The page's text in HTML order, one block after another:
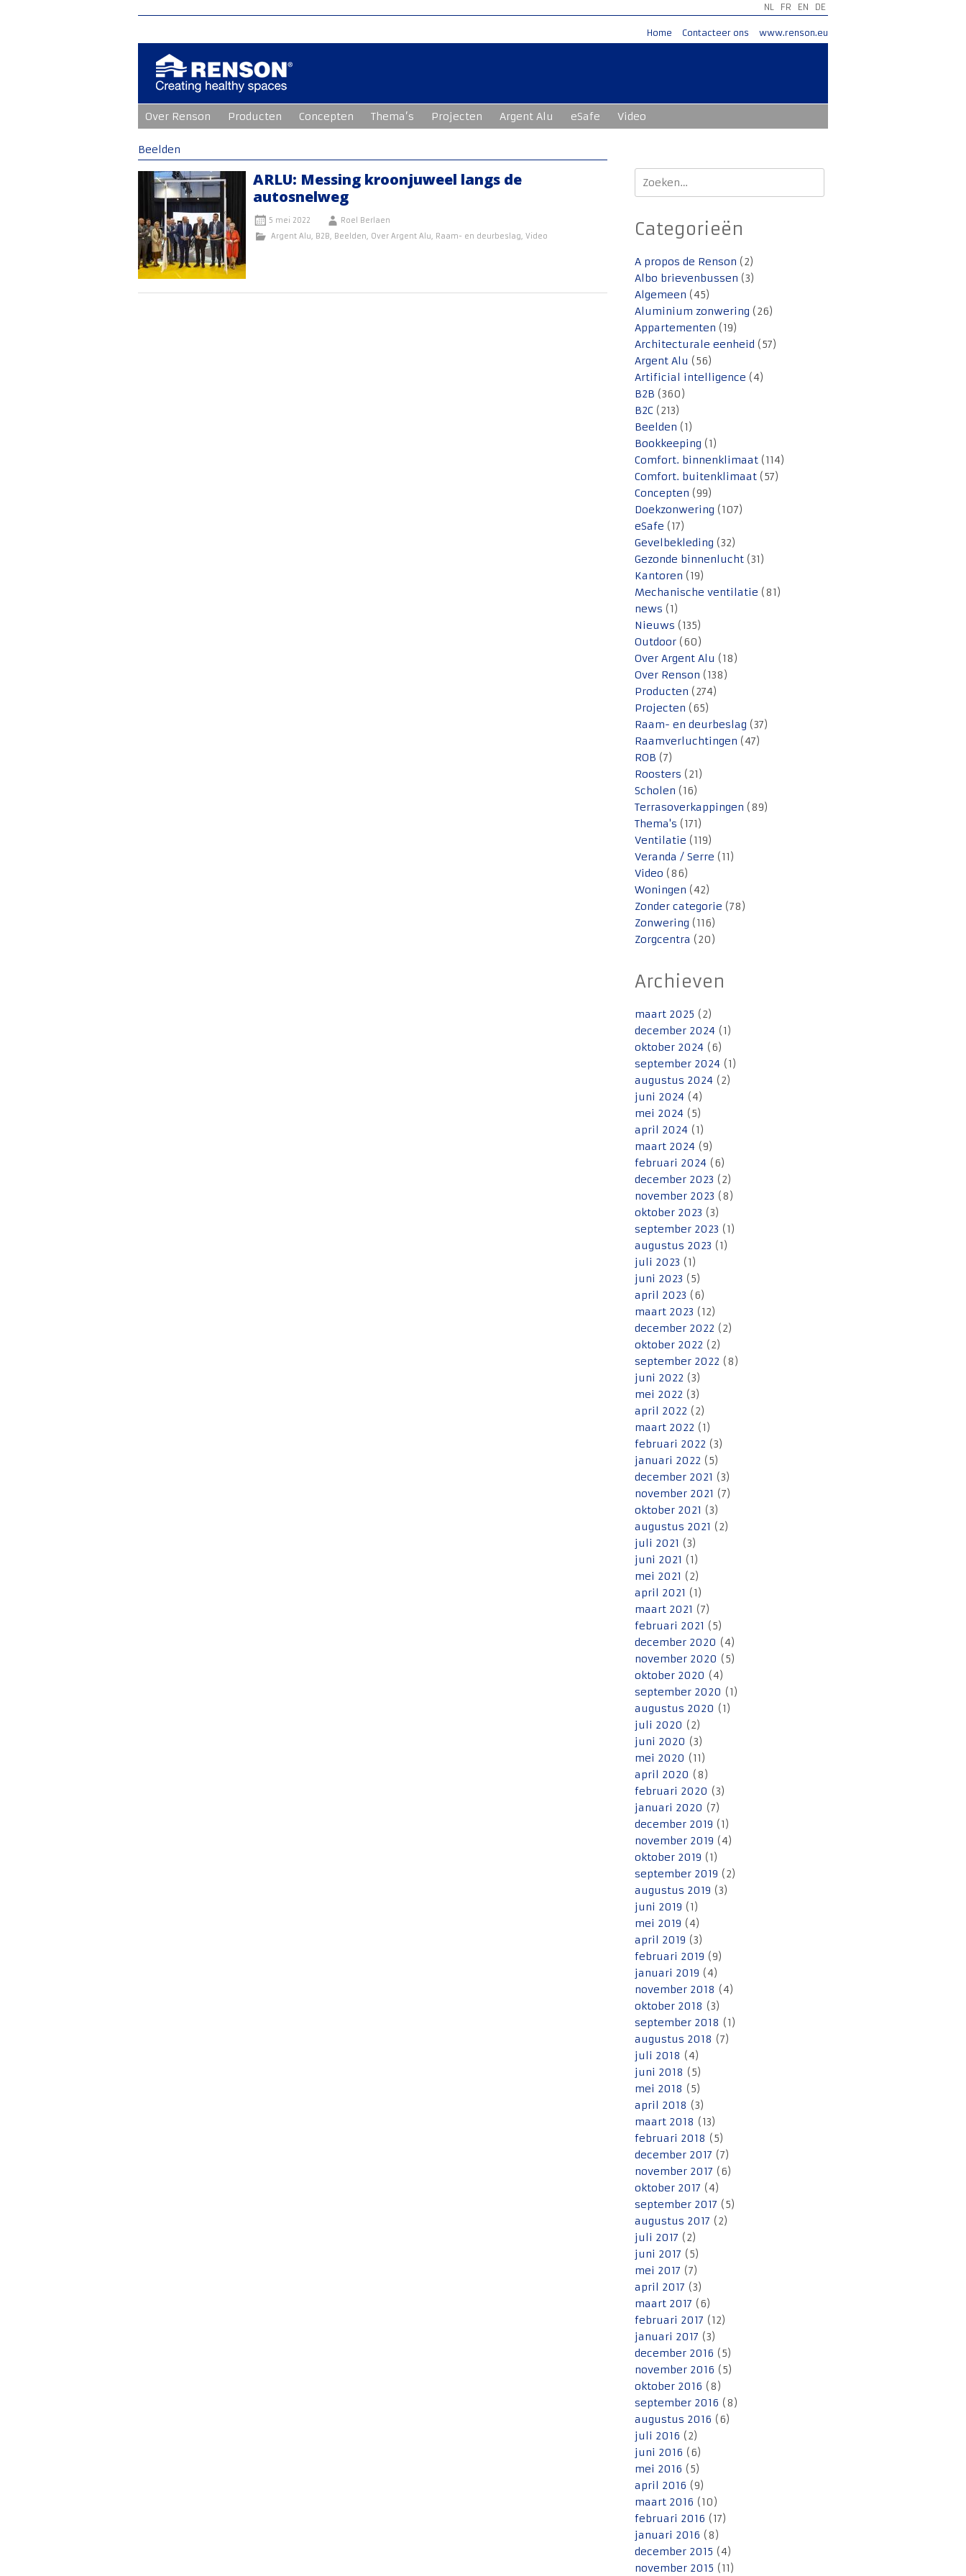
NL FR EN DE
Home Contacteer ons www.renson.eu
naar
de
inhoud
Over Renson Producten Concepten Thema’s Projecten Argent Alu eSafe Video
Beelden
ARLU: Messing kroonjuweel langs de
autosnelweg
5 mei 2022
Roel Berlaen
Argent Alu, B2B, Beelden, Over Argent Alu, Raam- en deurbeslag, Video
Zoeken
naar:
Categorieën
A propos de Renson (2)
Albo brievenbussen (3)
Algemeen (45)
Aluminium zonwering (26)
Appartementen (19)
Architecturale eenheid (57)
Argent Alu (56)
Artificial intelligence (4)
B2B (360)
B2C (213)
Beelden (1)
Bookkeeping (1)
Comfort. binnenklimaat (114)
Comfort. buitenklimaat (57)
Concepten (99)
Doekzonwering (107)
eSafe (17)
Gevelbekleding (32)
Gezonde binnenlucht (31)
Kantoren (19)
Mechanische ventilatie (81)
news (1)
Nieuws (135)
Outdoor (60)
Over Argent Alu (18)
Over Renson (138)
Producten (274)
Projecten (65)
Raam- en deurbeslag (37)
Raamverluchtingen (47)
ROB (7)
Roosters (21)
Scholen (16)
Terrasoverkappingen (89)
Thema's (171)
Ventilatie (119)
Veranda / Serre (11)
Video (86)
Woningen (42)
Zonder categorie (78)
Zonwering (116)
Zorgcentra (20)
Archieven
maart 2025 (2)
december 2024 (1)
oktober 2024 (6)
september 2024 (1)
augustus 2024 (2)
juni 2024 (4)
mei 2024 (5)
april 2024 (1)
maart 2024 (9)
februari 2024 (6)
december 2023 (2)
november 2023 (8)
oktober 2023 (3)
september 2023 (1)
augustus 2023 (1)
juli 2023 (1)
juni 2023 (5)
april 2023 (6)
maart 2023 (12)
december 2022 (2)
oktober 2022 (2)
september 2022 (8)
juni 2022 (3)
mei 2022 (3)
april 2022 (2)
maart 2022 (1)
februari 2022 (3)
januari 2022 (5)
december 2021 (3)
november 2021 (7)
oktober 2021 (3)
augustus 2021 (2)
juli 2021 (3)
juni 2021 (1)
mei 2021 (2)
april 2021 (1)
maart 2021 (7)
februari 2021 (5)
december 2020 (4)
november 2020 (5)
oktober 2020 (4)
september 2020 (1)
augustus 2020 (1)
juli 2020 (2)
juni 2020 (3)
mei 2020 (11)
april 2020 (8)
februari 2020 (3)
januari 2020 (7)
december 2019 (1)
november 2019 (4)
oktober 2019 (1)
september 2019 (2)
augustus 2019 (3)
juni 2019 (1)
mei 2019 (4)
april 2019 (3)
februari 2019 (9)
januari 2019 (4)
november 2018 (4)
oktober 2018 (3)
september 2018 (1)
augustus 2018 (7)
juli 2018 (4)
juni 2018 (5)
mei 2018 (5)
april 2018 (3)
maart 2018 (13)
februari 2018 (5)
december 2017 (7)
november 2017 (6)
oktober 2017 (4)
september 2017 (5)
augustus 2017 (2)
juli 2017 (2)
juni 2017 (5)
mei 2017 (7)
april 2017 (3)
maart 2017 (6)
februari 2017 (12)
januari 2017 (3)
december 2016 (5)
november 2016 (5)
oktober 2016 (8)
september 2016 (8)
augustus 2016 (6)
juli 2016 (2)
juni 2016 (6)
mei 2016 (5)
april 2016 (9)
maart 2016 (10)
februari 2016 (17)
januari 2016 (8)
december 2015 (4)
november 2015 (11)